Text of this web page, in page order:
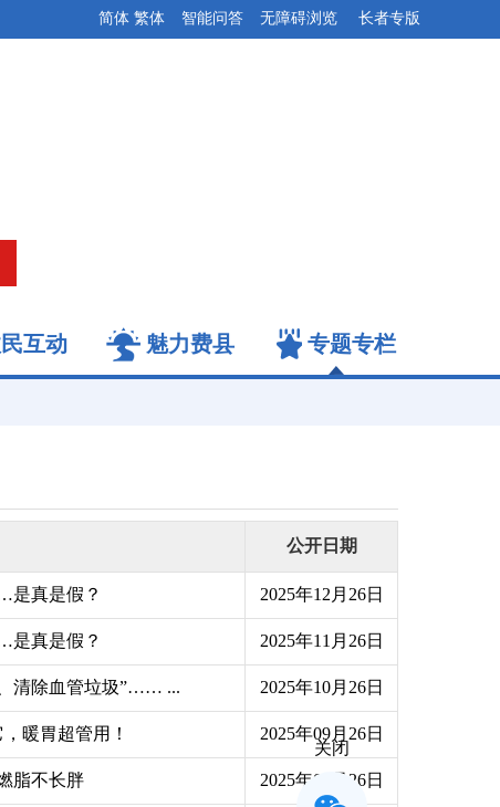
智能问答 无障碍浏览 长者专版
简体 繁体
互动 魅力费县 专题专栏
公开日期
是真是假？ 2025年12月26日
是真是假？ 2025年11月26日
清除血管垃圾”…… ... 2025年10月26日
暖胃超管用！ 2025年09月26日
脂不长胖 2025年08月26日
关闭